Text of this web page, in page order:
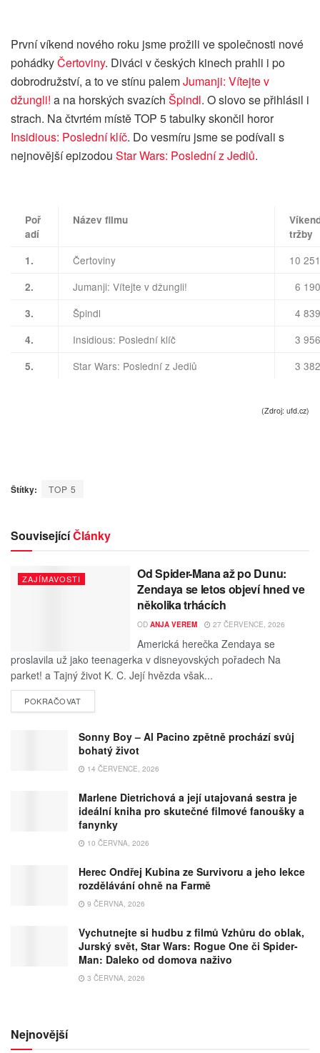
První víkend nového roku jsme prožili ve společnosti nové
pohádkyČertoviny. Diváci v českých kinech prahli i po
dobrodružství, a to ve stínu palemJumanji: Vítejte v
džungli! a na horských svazích Špindl. O slovo se přihlásil i
strach. Na čtvrtém místě TOP 5 tabulky skončil horor
Insidious: Poslední klíč. Do vesmíru jsme se podívali s
nejnovější epizodou Star Wars: Poslední z Jediů.
Poř
adí
Název filmu
tržby
1.
Čertoviny 10
2. Jumanji: Vítejte v džungli! 6
3. Špindl 4
4. Insidious: Poslední klíč 3
5. Star Wars: Poslední z Jediů 3
(Zdroj: ufd.cz)
Štítky: TOP 5
SouvisejícíČlánky
ZAJÍMAVOSTI
Od Spider-Mana až po Dunu:
Zendaya se letos objeví hned ve
několika trhácích
OD ANJA VEREM 27 ČERVENCE, 2026
Americká herečka Zendaya se
proslavila už jako teenagerka v disneyovských pořadech Na
parket! a Tajný život K. C. Její hvězda však...
POKRAČOVAT
Sonny Boy – Al Pacino zpětně prochází svůj
bohatý život
14 ČERVENCE, 2026
Marlene Dietrichová a její utajovaná sestra je
ideální kniha pro skutečné filmové fanoušky a
fanynky
10 ČERVNA, 2026
Herec Ondřej Kubina ze Survivoru a jeho lekce
rozdělávání ohně na Farmě
9 ČERVNA, 2026
Vychutnejte si hudbu z filmů Vzhůru do oblak,
Jurský svět, Star Wars: Rogue One či Spider-
Man: Daleko od domova naživo
3 ČERVNA, 2026
Nejnovější